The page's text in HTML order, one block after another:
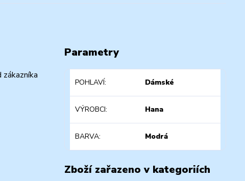
Parametry
POHLAVÍ Dámské
VÝROBCI Hana
BARVA Modrá
Zboží zařazeno v kategoriích